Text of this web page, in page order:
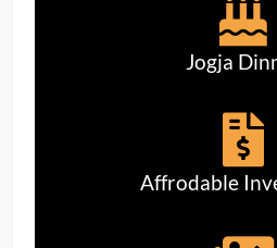
Jogja
Affrodable